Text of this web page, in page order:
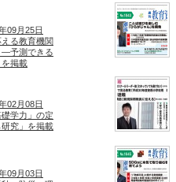
09月25日
る教育機関
―予測できる
を掲載
02月08日
学力」の定
究」を掲載
09月03日